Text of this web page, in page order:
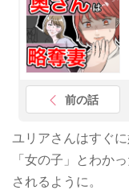
前の話
ユリアさんはすぐ
「女の子」とわか
されるように。